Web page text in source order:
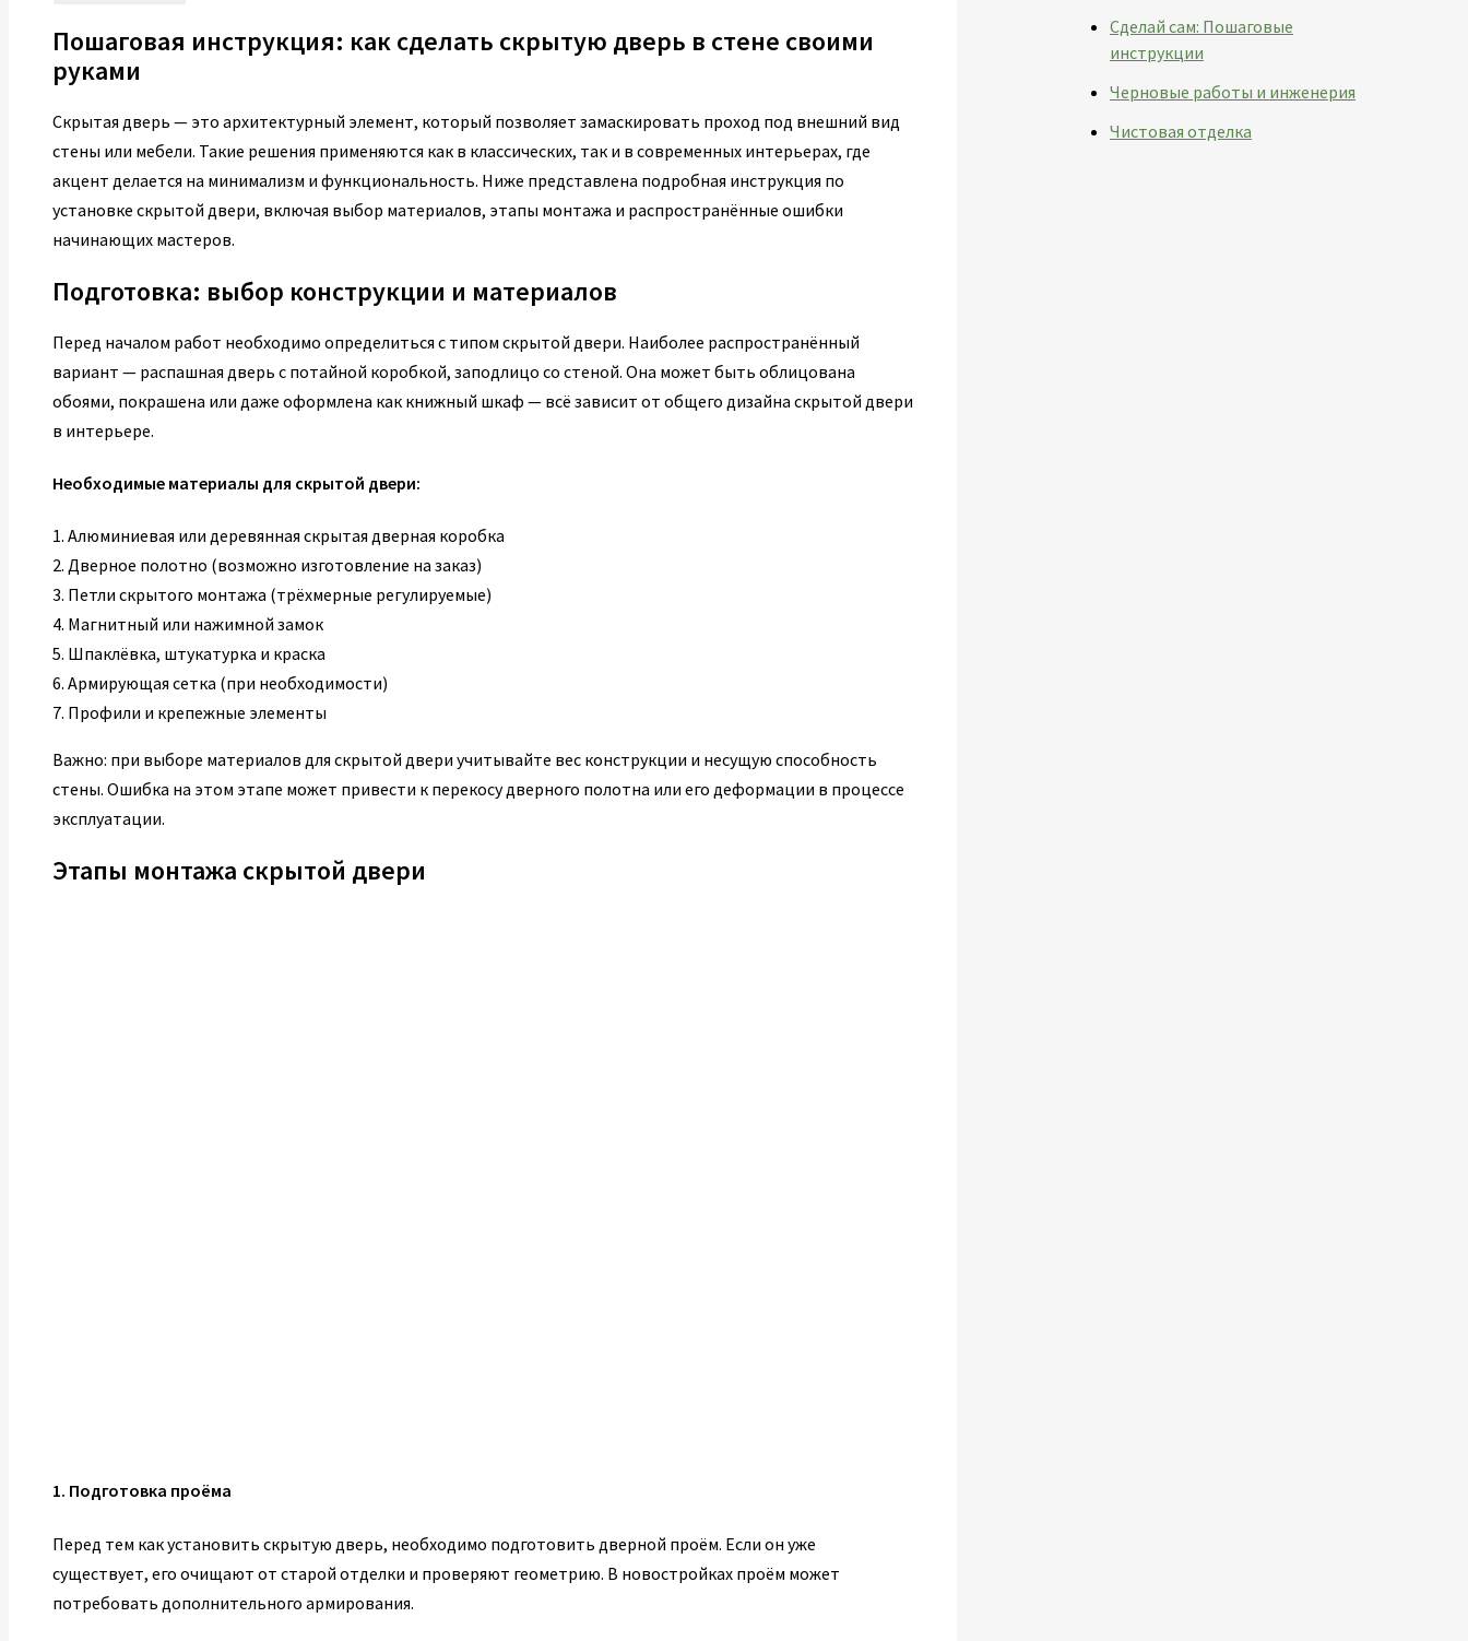
Пошаговая инструкция: как сделать скрытую дверь в стене своими
руками
Скрытая дверь — это архитектурный элемент, который позволяет замаскировать проход под внешний вид
стены или мебели. Такие решения применяются как в классических, так и в современных интерьерах, где
акцент делается на минимализм и функциональность. Ниже представлена подробная инструкция по
установке скрытой двери, включая выбор материалов, этапы монтажа и распространённые ошибки
начинающих мастеров.
Подготовка: выбор конструкции и материалов
Перед началом работ необходимо определиться с типом скрытой двери. Наиболее распространённый
вариант — распашная дверь с потайной коробкой, заподлицо со стеной. Она может быть облицована
обоями, покрашена или даже оформлена как книжный шкаф — всё зависит от общего дизайна скрытой двери
в интерьере.
Необходимые материалы для скрытой двери:
1. Алюминиевая или деревянная скрытая дверная коробка
2. Дверное полотно (возможно изготовление на заказ)
3. Петли скрытого монтажа (трёхмерные регулируемые)
4. Магнитный или нажимной замок
5. Шпаклёвка, штукатурка и краска
6. Армирующая сетка (при необходимости)
7. Профили и крепежные элементы
Важно: при выборе материалов для скрытой двери учитывайте вес конструкции и несущую способность
стены. Ошибка на этом этапе может привести к перекосу дверного полотна или его деформации в процессе
эксплуатации.
Этапы монтажа скрытой двери
1. Подготовка проёма
Перед тем как установить скрытую дверь, необходимо подготовить дверной проём. Если он уже
существует, его очищают от старой отделки и проверяют геометрию. В новостройках проём может
потребовать дополнительного армирования.
Сделай сам: Пошаговые
инструкции
Черновые работы и инженерия
Чистовая отделка